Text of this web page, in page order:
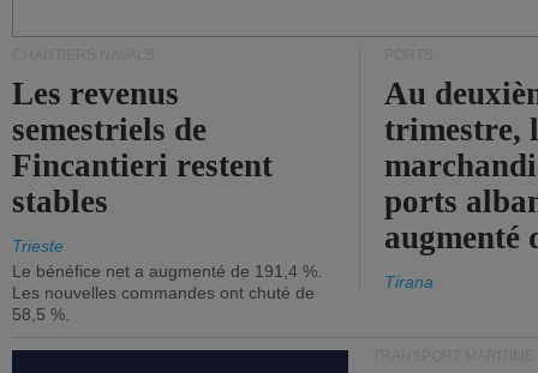
Les revenus
semestriels de
Fincantieri restent
stables
Trieste
Le bénéfice net a augmenté de 191,4 %.
Les nouvelles commandes ont chuté de
58,5 %.
Au
trimestre,
ports
augmenté
Tirana